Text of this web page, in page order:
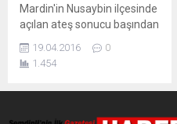
Mardin'in Nusaybin ilçesinde
açılan ateş sonucu başından
GATA'da tedavi gören özel
harekat polisi Hakan
sürdüğü Nusaybin ilçesinde
19.04.2016
0
1.454